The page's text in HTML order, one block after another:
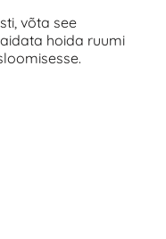
võta see
hoida ruumi